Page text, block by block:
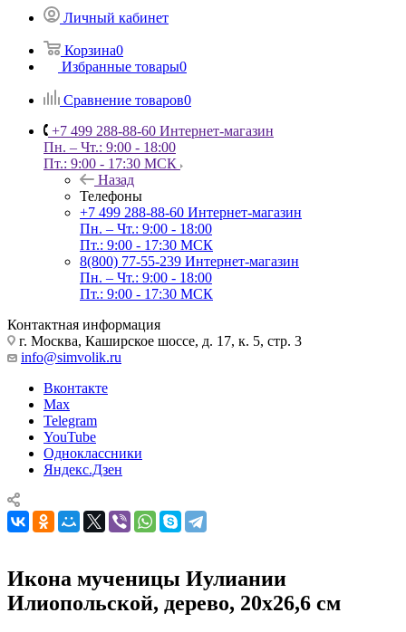
Личный кабинет
Корзина0
Избранные товары0
Сравнение товаров0
+7 499 288-88-60 Интернет-магазин
Пн. – Чт.: 9:00 - 18:00
Пт.: 9:00 - 17:30 МСК
Назад
Телефоны
+7 499 288-88-60 Интернет-магазин
Пн. – Чт.: 9:00 - 18:00
Пт.: 9:00 - 17:30 МСК
8(800) 77-55-239 Интернет-магазин
Пн. – Чт.: 9:00 - 18:00
Пт.: 9:00 - 17:30 МСК
Контактная информация
г. Москва, Каширское шоссе, д. 17, к. 5, стр. 3
info@simvolik.ru
Вконтакте
Max
Telegram
YouTube
Одноклассники
Яндекс.Дзен
Икона мученицы Иулиании
Илиопольской, дерево, 20х26,6 см